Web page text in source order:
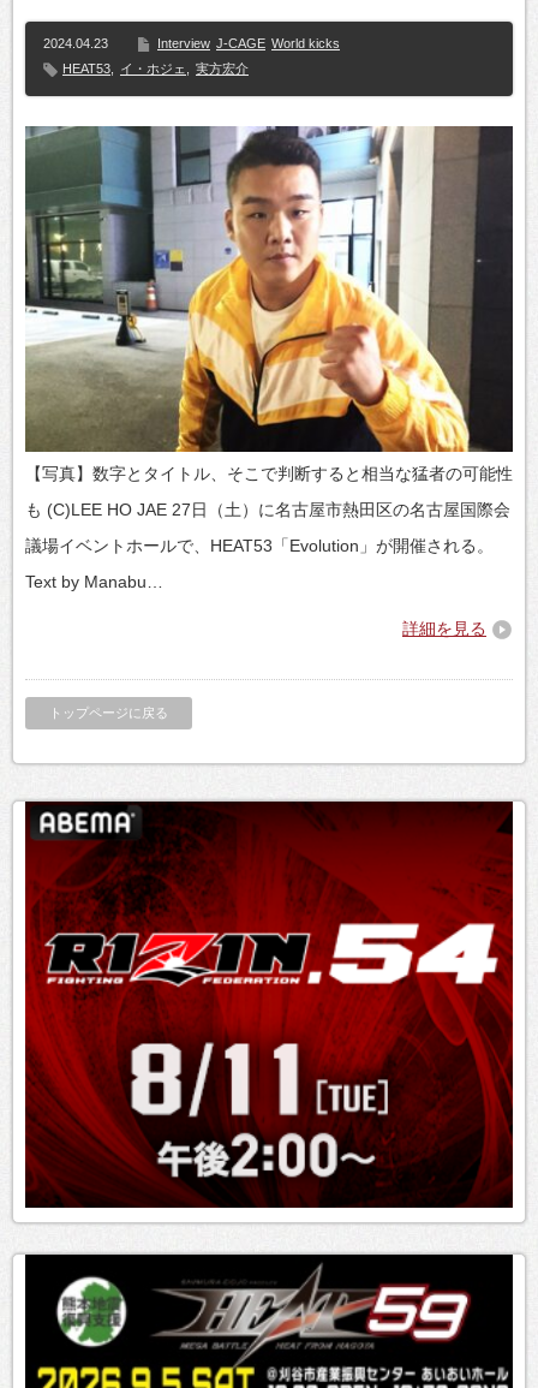
2024.04.23 Interview J-CAGE World kicks
HEAT53
イ・ホジェ 実方宏介
【写真】数字とタイトル、そこで判断すると相当な猛者の可能性
も (C)LEE HO JAE 27日（土）に名古屋市熱田区の名古屋国際会
議場イベントホールで、HEAT53「Evolution」が開催される。
Text by Manabu…
詳細を見る
トップページに戻る